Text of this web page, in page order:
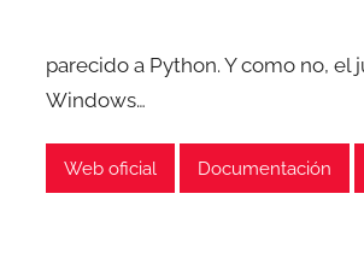
parecido a Python. Y como no,
Windows…
Web oficial Documentación